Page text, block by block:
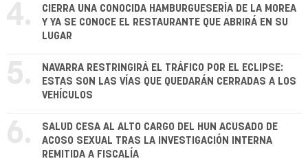
4.
CIERRA UNA CONOCIDA HAMBURGUESERÍA DE LA MOREA
Y YA SE CONOCE EL RESTAURANTE QUE ABRIRÁ EN SU
LUGAR
5.
NAVARRA RESTRINGIRÁ EL TRÁFICO POR EL ECLIPSE:
ESTAS SON LAS VÍAS QUE QUEDARÁN CERRADAS A LOS
VEHÍCULOS
6.
SALUD CESA AL ALTO CARGO DEL HUN ACUSADO DE
ACOSO SEXUAL TRAS LA INVESTIGACIÓN INTERNA
REMITIDA A FISCALÍA